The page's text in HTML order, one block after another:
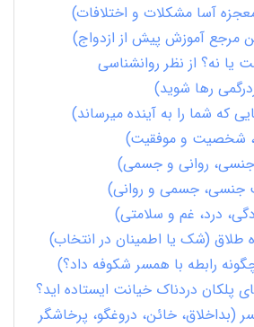
آسا مشکلات و اختلافات)
مرجع آموزش پیش از ازدواج)
نه؟ از نظر روانشناسی
رها شوید)
که شما را به آینده میرساند)
شخصیت و موفقیت)
روانی و جسمی)
جنسی، جسمی و روانی)
درد، غم و سلامتی)
طلاق (شک یا اطمینان در انتخاب)
رابطه با همسر شکوفه داد؟)
پلکان دردناک خیانت ایستاده اید؟
(بداخلاق، خائن، دروغگو، پرخاشگر